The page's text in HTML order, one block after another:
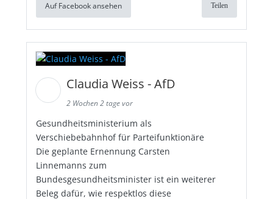
Auf Facebook ansehen Teilen
Claudia Weiss - AfD
2 Wochen 2 tage vor
Gesundheitsministerium als
Verschiebebahnhof für Parteifunktionäre
Die geplante Ernennung Carsten
Linnemanns zum
Bundesgesundheitsminister ist ein weiterer
Beleg dafür, wie respektlos diese